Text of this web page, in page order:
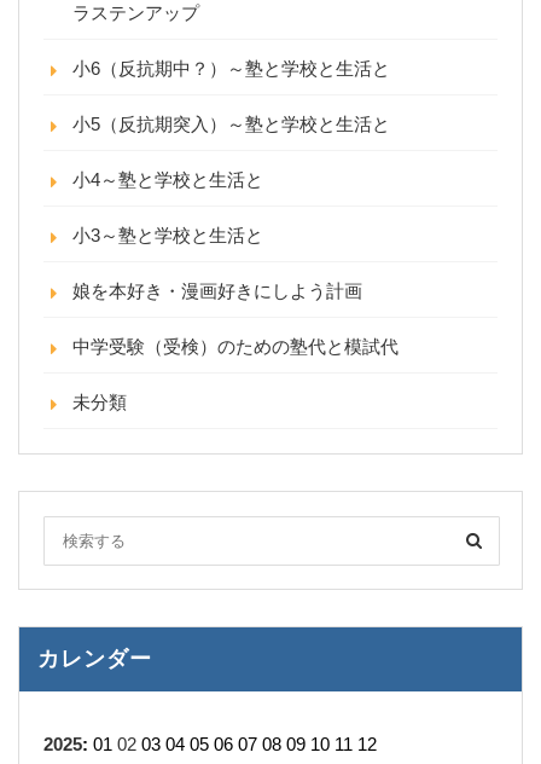
ラステンアップ
小6（反抗期中？）～塾と学校と生活と
小5（反抗期突入）～塾と学校と生活と
小4～塾と学校と生活と
小3～塾と学校と生活と
娘を本好き・漫画好きにしよう計画
中学受験（受検）のための塾代と模試代
未分類
カレンダー
2025: 01 02 03 04 05 06 07 08 09 10 11 12